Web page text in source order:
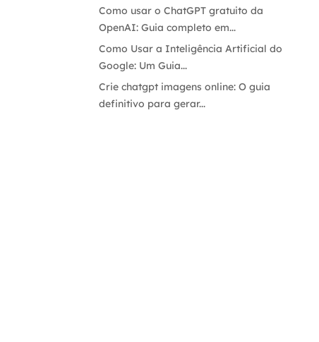
Como usar o ChatGPT gratuito da
OpenAI: Guia completo em...
Como Usar a Inteligência Artificial do
Google: Um Guia...
Crie chatgpt imagens online: O guia
definitivo para gerar...